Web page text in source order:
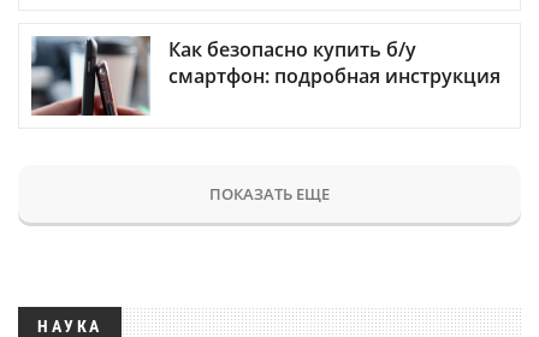
Как безопасно купить б/у
смартфон: подробная инструкция
ПОКАЗАТЬ ЕЩЕ
НАУКА